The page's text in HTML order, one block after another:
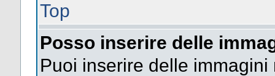
Top
Posso inserire delle
Puoi inserire delle